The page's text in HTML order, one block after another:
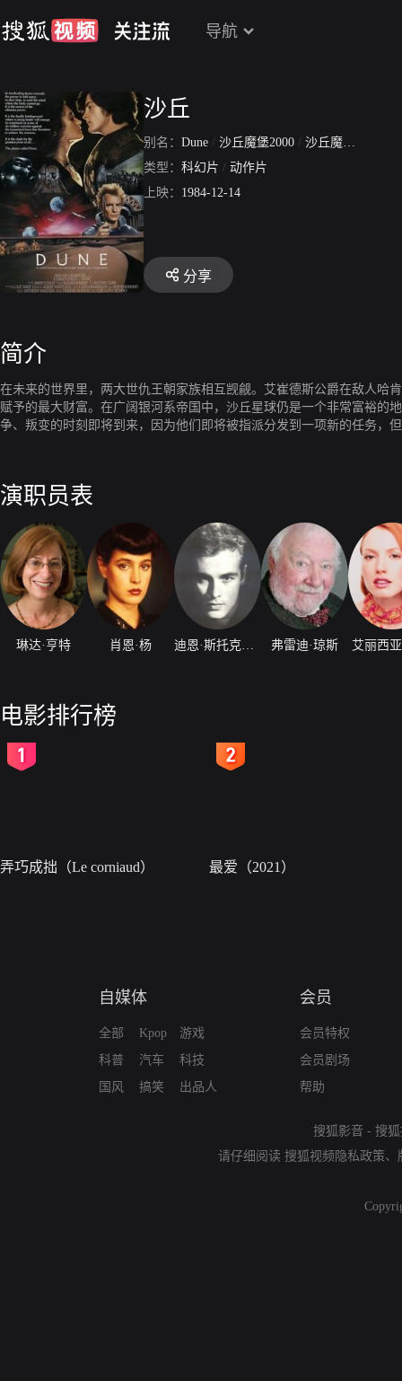
导航
沙丘
别名： Dune / 沙丘魔堡2000 / 沙丘魔堡
类型： 科幻片 / 动作片
上映： 1984-12-14
分享
简介
在未来的世界里，两大世仇王朝家族相互觊觎。艾崔德斯公爵在敌人哈
赋予的最大财富。在广阔银河系帝国中，沙丘星球仍是一个非常富裕的
争、叛变的时刻即将到来，因为他们即将被指派分发到一项新的任务，
演职员表
琳达·亨特 肖恩·杨 弗雷迪·琼斯 艾丽西
电影排行榜
弄巧成拙（Le corniaud） 最爱（2021）
自媒体
全部
科普
国风
Kpop
汽车
搞笑
游戏
科技
出品人
会员
会员特权
会员剧场
帮助
搜狐影音 - 搜
请仔细阅读 搜狐视频隐私政策、